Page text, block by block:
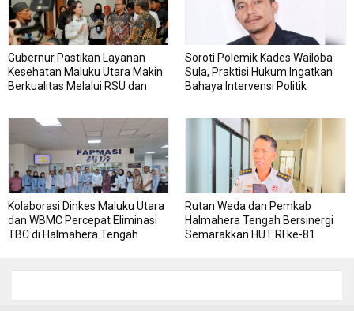
Gubernur Pastikan Layanan
Kesehatan Maluku Utara Makin
Berkualitas Melalui RSU dan
Soroti Polemik Kades Wailoba
Sula, Praktisi Hukum Ingatkan
Bahaya Intervensi Politik
Kolaborasi Dinkes Maluku Utara
dan WBMC Percepat Eliminasi
TBC di Halmahera Tengah
Rutan Weda dan Pemkab
Halmahera Tengah Bersinergi
Semarakkan HUT RI ke-81